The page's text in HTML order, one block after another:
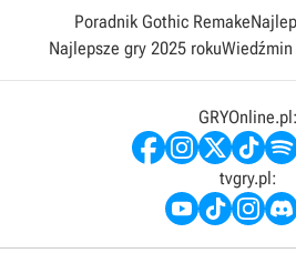
Poradnik Gothic Remake
Najlepsze gry 2025 rokuWiedźmin
GRYOnline.pl:
tvgry.pl: